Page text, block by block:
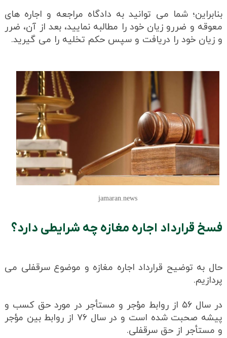
بنابراین؛ شما می توانید به دادگاه مراجعه و اجاره های
معوقه و ضررو زیان خود را مطالبه نمایید، بعد از آن، ضرر
و زیان خود را دریافت و سپس حکم تخلیه را می گیرید.
jamaran.news
فسخ قرارداد اجاره مغازه چه شرایطی دارد؟
حال به توضیح قرارداد اجاره مغازه و موضوع سرقفلی می
پردازیم.
در سال ۵۶ از روابط مؤجر و مستأجر در مورد حق کسب و
پیشه صحبت شده است و در سال ۷۶ از روابط بین مؤجر
و مستأجر از حق سرقفلی.